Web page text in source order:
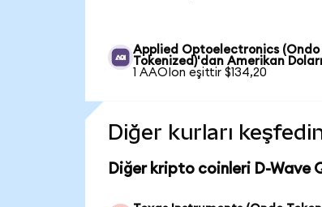
Applied Optoelectronics (Ondo
Tokenized)'dan Amerikan
1 AAOIon eşittir $134,20
Diğer kurları
Diğer kripto coinleri D-Wave